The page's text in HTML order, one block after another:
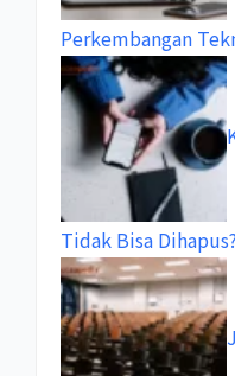
Perkembangan
Tidak Bisa